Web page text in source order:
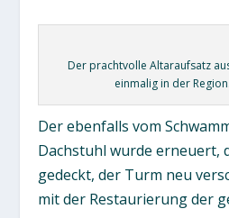
Der prachtvolle Altaraufsatz
einmalig in der
Der ebenfalls vom
Dachstuhl wurde erneuert,
gedeckt, der Turm neu
mit der Restaurierung der